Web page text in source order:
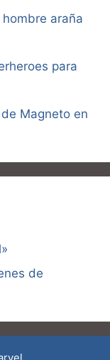
araña
para
Magneto en
de